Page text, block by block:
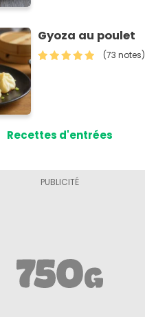
Gyoza au poulet
(73 notes)
Recettes d'entrées